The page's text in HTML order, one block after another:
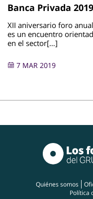
Banca Privada 2019
XII aniversario foro
es un encuentro
en el sector[…]
7 MAR 2019
Quiénes somos
Política